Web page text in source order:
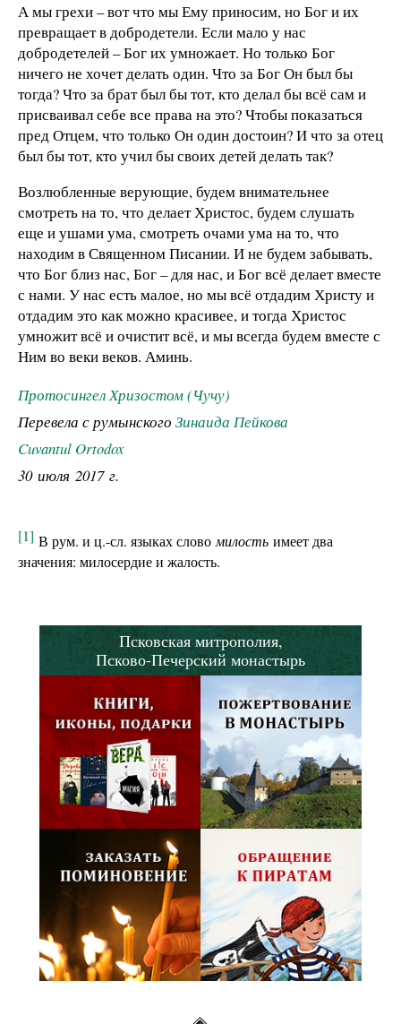
А мы грехи – вот что мы Ему приносим, но Бог и их
превращает в добродетели. Если мало у нас
добродетелей – Бог их умножает. Но только Бог
ничего не хочет делать один. Что за Бог Он был бы
тогда? Что за брат был бы тот, кто делал бы всё сам и
присваивал себе все права на это? Чтобы показаться
пред Отцем, что только Он один достоин? И что за отец
был бы тот, кто учил бы своих детей делать так?
Возлюбленные верующие, будем внимательнее
смотреть на то, что делает Христос, будем слушать
еще и ушами ума, смотреть очами ума на то, что
находим в Священном Писании. И не будем забывать,
что Бог близ нас, Бог – для нас, и Бог всё делает вместе
с нами. У нас есть малое, но мы всё отдадим Христу и
отдадим это как можно красивее, и тогда Христос
умножит всё и очистит всё, и мы всегда будем вместе с
Ним во веки веков. Аминь.
Протосингел Хризостом (Чучу)
Перевела с румынского Зинаида Пейкова
Cuvantul Ortodox
30 июля 2017 г.
[1] В рум. и ц.-сл. языках словомилость имеет два
значения: милосердие и жалость.
Псковская митрополия,
Псково-Печерский монастырь